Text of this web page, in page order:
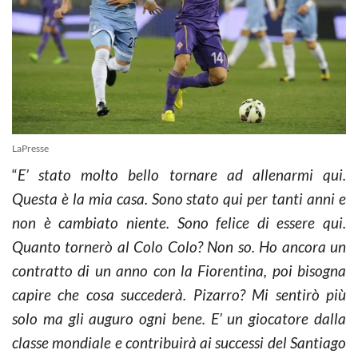
LaPresse
“E’ stato molto bello tornare ad allenarmi qui.
Questa è la mia casa. Sono stato qui per tanti anni e
non è cambiato niente. Sono felice di essere qui.
Quanto tornerò al Colo Colo? Non so. Ho ancora un
contratto di un anno con la Fiorentina, poi bisogna
capire che cosa succederà. Pizarro? Mi sentirò più
solo ma gli auguro ogni bene. E’ un giocatore dalla
classe mondiale e contribuirà ai successi del Santiago